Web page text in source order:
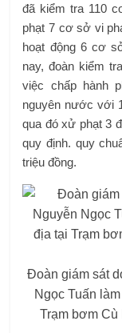
đã kiểm tra 110
phạt 7 cơ sở vi
hoạt động 6 cơ
nay, đoàn kiểm
việc chấp hành
nguyên nước với
qua đó xử phạt 3
quy định. quy
triệu đồng.
Đoàn giám sát
Ngọc Tuấn
Trạm bơm